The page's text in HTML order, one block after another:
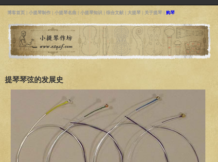
博客首页 小提琴制作 小提琴名曲 小提琴知识 综合文献 大提琴 关于提琴 购琴
提琴琴弦的发展史